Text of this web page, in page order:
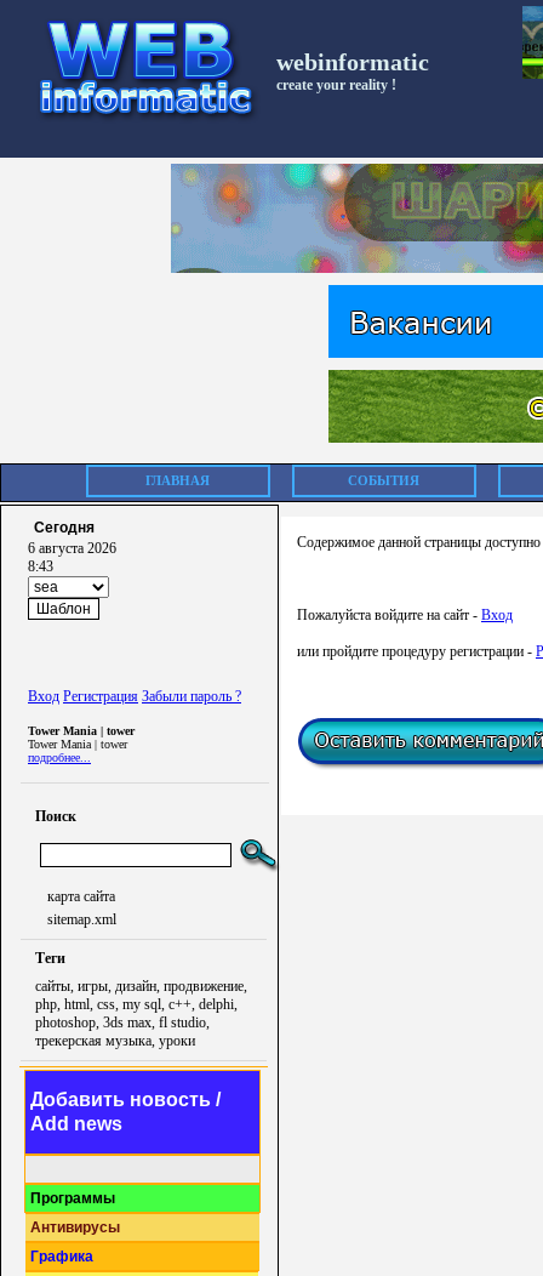
webinformatic
create your reality !
ГЛАВНАЯ СОБЫТИЯ
Сегодня
6 августа 2026
8:43
Вход Регистрация Забыли пароль ?
Tower Mania | tower
Tower Mania | tower
подробнее...
Поиск
карта сайта
sitemap.xml
Теги
сайты, игры, дизайн, продвижение,
php, html, css, my sql, c++, delphi,
photoshop, 3ds max, fl studio,
трекерская музыка, уроки
Добавить новость /
Add news
Программы
Антивирусы
Графика
Содержимое данной страницы
Пожалуйста войдите на сайт - Вход
или пройдите процедуру регистрации -